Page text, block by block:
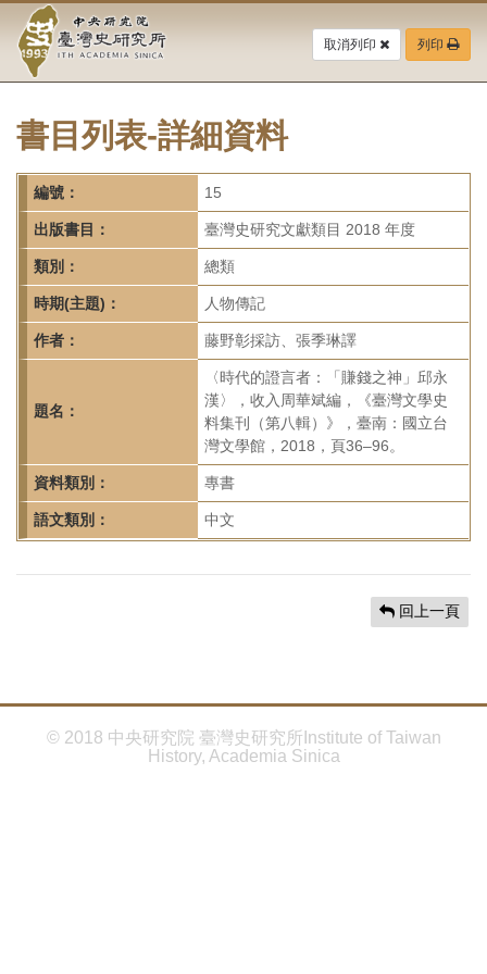
要
中
央
研
究
院-
臺
灣
史
研
究
首
頁
取消列印 列印
書目列表-詳細資料
編號： 15
出版書目： 臺灣史研究文獻類目 2018 年度
類別： 總類
時期(主題)： 人物傳記
作者： 藤野彰採訪、張季琳譯
題名：
〈時代的證言者：「賺錢之神」邱永
漢〉，收入周華斌編，《臺灣文學史
料集刊（第八輯）》，臺南：國立台
灣文學館，2018，頁36–96。
資料類別： 專書
語文類別： 中文
回上一頁
© 2018 中央研究院 臺灣史研究所Institute of Taiwan
History, Academia Sinica